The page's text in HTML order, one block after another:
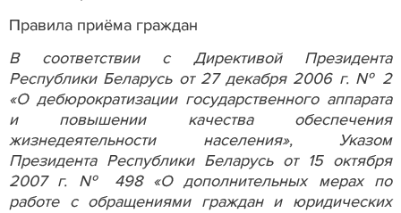
Правила приёма граждан
В соответствии с Директивой Президента
Республики Беларусь от 27 декабря 2006 г. № 2
«О дебюрократизации государственного аппарата
и повышении качества обеспечения
жизнедеятельности населения», Указом
Президента Республики Беларусь от 15 октября
2007 г. № 498 «О дополнительных мерах по
работе с обращениями граждан и юридических